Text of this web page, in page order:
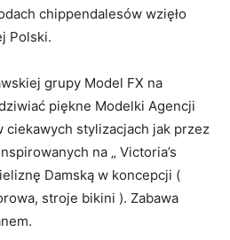
chippendalesów wzięło
Polski.
grupy Model FX na
piękne Modelki Agencji
ciekawych stylizacjach jak przez
na „ Victoria’s
Damską w koncepcji (
stroje bikini ). Zabawa